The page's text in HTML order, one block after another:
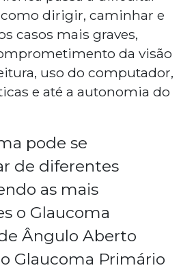
dirigir, caminhar e
casos mais graves,
da visão
uso do computador,
e até a autonomia do
pode se
de diferentes
as mais
o Glaucoma
Ângulo Aberto
Glaucoma Primário